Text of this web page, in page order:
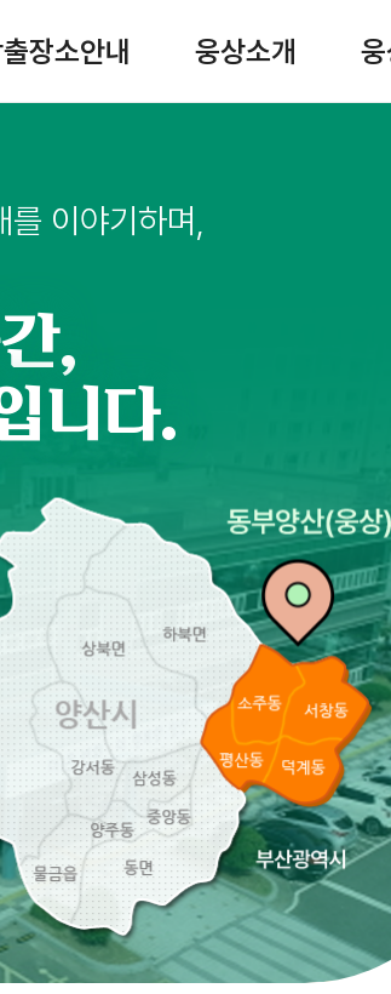
장소안내 웅상소개
사이트맵
를 이야기하며,
,
니다.